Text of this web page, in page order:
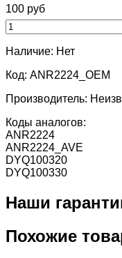
100 руб
Наличие: Нет
Код: ANR2224_OEM
Производитель:
Коды аналогов:
ANR2224
ANR2224_AVE
DYQ100320
DYQ100330
Наши
Похожие